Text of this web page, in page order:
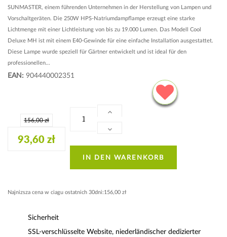
SUNMASTER, einem führenden Unternehmen in der Herstellung von Lampen und
Vorschaltgeräten. Die 250W HPS-Natriumdampflampe erzeugt eine starke
Lichtmenge mit einer Lichtleistung von bis zu 19.000 Lumen. Das Modell Cool
Deluxe MH ist mit einem E40-Gewinde für eine einfache Installation ausgestattet.
Diese Lampe wurde speziell für Gärtner entwickelt und ist ideal für den
professionellen...
EAN: 904440002351
156,00 zł
93,60 zł
IN DEN WARENKORB
Najnizsza cena w ciagu ostatnich 30dni:156,00 zł
Sicherheit
SSL-verschlüsselte Website, niederländischer dedizierter